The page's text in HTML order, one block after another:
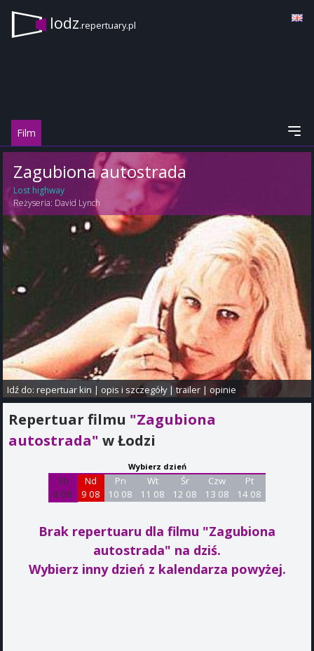
lodz.repertuary.pl
Film
Zagubiona autostrada
Lost highway
Reżyseria: David Lynch
Idź do:repertuar kin | opis i szczegóły|trailer |opinie
Repertuar filmu "Zagubiona
autostrada" w Łodzi
Wybierz dzień
Sb
8 08
Nd
9 08
Pn
10 08
Wt
11 08
Śr
12 08
Czw
13 08
Pt
14 08
Brak repertuaru dla filmu "Zagubiona
autostrada" na dziś.
Wybierz inny dzień z kalendarza powyżej.